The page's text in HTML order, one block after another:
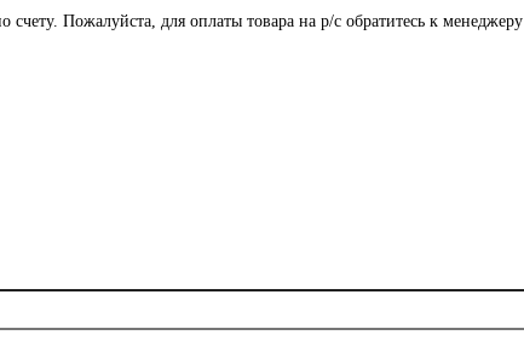
Пожалуйста, для оплаты товара на р/с обратитесь к менеджеру